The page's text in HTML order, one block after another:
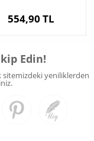
554,90 TL
Edin!
sitemizdeki yeniliklerden